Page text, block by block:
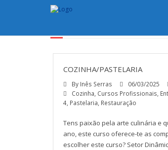
COZINHA/PASTELARIA
By Inês Serras 06/03/2025
Cozinha Cursos Profissionais
4 Pastelaria Restauração
Tens paixão pela arte culinária e
ano, este curso oferece-te as
escolher este curso? Setor